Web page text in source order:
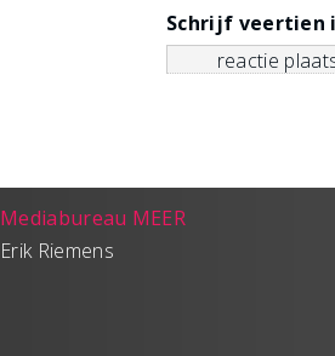
Schrijf veertien
Mediabureau MEER
Erik Riemens